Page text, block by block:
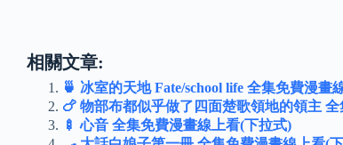
相關文章:
🍵 冰室的天地 Fate/school life 全集免費漫畫
🍗 物部布都似乎做了四面楚歌領地的領主
🍢 心音 全集免費漫畫線上看(下拉式)